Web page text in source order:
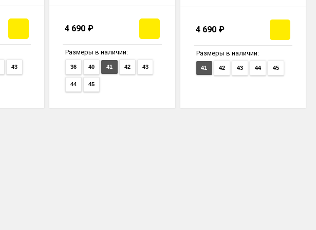
43
4 690 ₽
Размеры в наличии:
36 40 41 42 43
44 45
4 690 ₽
Размеры в наличии:
41 42 43 44 45